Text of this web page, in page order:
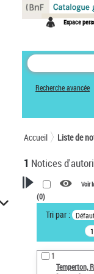
Espace
Recherche avancée
Accueil Liste de
1 Notices
VOTRE
Recherche
notices
Œuvres liées à
Temperton,
Voir
(0)
Tri par :
1
Temperton,
Panneau de gestion des